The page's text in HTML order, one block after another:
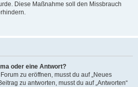
Diese Maßnahme soll den Missbrauch
oder eine Antwort?
zu eröffnen, musst du auf „Neues
zu antworten, musst du auf „Antworten“